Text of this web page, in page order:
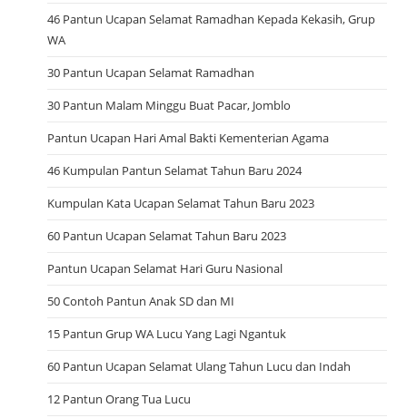
46 Pantun Ucapan Selamat Ramadhan Kepada Kekasih, Grup
WA
30 Pantun Ucapan Selamat Ramadhan
30 Pantun Malam Minggu Buat Pacar, Jomblo
Pantun Ucapan Hari Amal Bakti Kementerian Agama
46 Kumpulan Pantun Selamat Tahun Baru 2024
Kumpulan Kata Ucapan Selamat Tahun Baru 2023
60 Pantun Ucapan Selamat Tahun Baru 2023
Pantun Ucapan Selamat Hari Guru Nasional
50 Contoh Pantun Anak SD dan MI
15 Pantun Grup WA Lucu Yang Lagi Ngantuk
60 Pantun Ucapan Selamat Ulang Tahun Lucu dan Indah
12 Pantun Orang Tua Lucu